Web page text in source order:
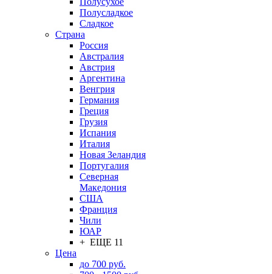
Полусладкое
Сладкое
Страна
Россия
Австралия
Австрия
Аргентина
Венгрия
Германия
Греция
Грузия
Испания
Италия
Новая Зеландия
Португалия
Северная
Македония
США
Франция
Чили
ЮАР
+ ЕЩЕ 11
Цена
до 700 руб.